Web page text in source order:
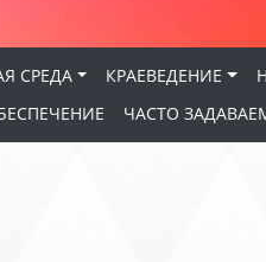
СРЕДА КРАЕВЕДЕНИЕ
ЧАСТО